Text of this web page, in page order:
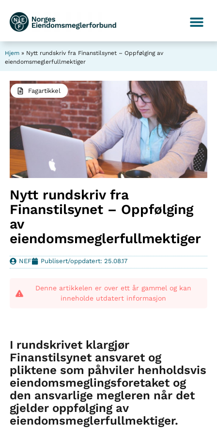
Hjem » Nytt rundskriv fra Finanstilsynet – Oppfølging av
eiendomsmeglerfullmektiger
Fagartikkel
Nytt rundskriv fra
Finanstilsynet – Oppfølging
av
eiendomsmeglerfullmektiger
NEF Publisert/oppdatert: 25.08.17
Denne artikkelen er over ett år gammel og kan
inneholde utdatert informasjon
I rundskrivet klargjør
Finanstilsynet ansvaret og
pliktene som påhviler henholdsvis
eiendomsmeglingsforetaket og
den ansvarlige megleren når det
gjelder oppfølging av
eiendomsmeglerfullmektiger.